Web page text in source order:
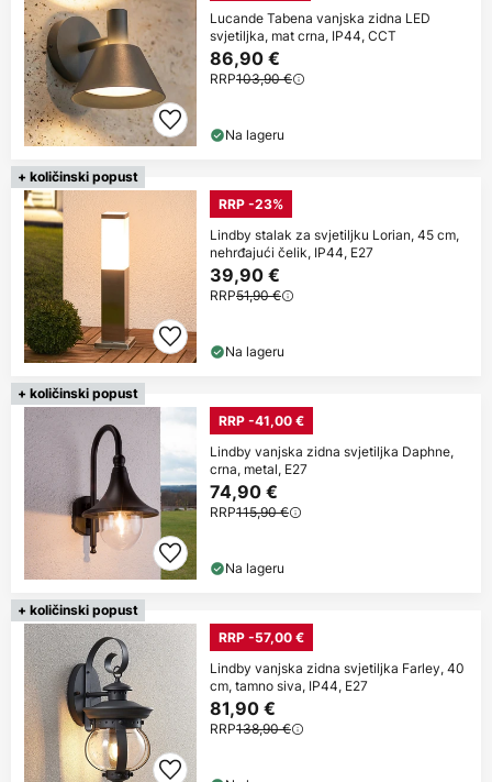
Lucande Tabena vanjska zidna LED
svjetiljka, mat crna, IP44, CCT
86,90 €
RRP103,90 €
Na lageru
+ količinski popust
RRP -23%
Lindby stalak za svjetiljku Lorian, 45 cm,
nehrđajući čelik, IP44, E27
39,90 €
RRP51,90 €
Na lageru
+ količinski popust
RRP -41,00 €
Lindby vanjska zidna svjetiljka Daphne,
crna, metal, E27
74,90 €
RRP115,90 €
Na lageru
+ količinski popust
RRP -57,00 €
Lindby vanjska zidna svjetiljka Farley, 40
cm, tamno siva, IP44, E27
81,90 €
RRP138,90 €